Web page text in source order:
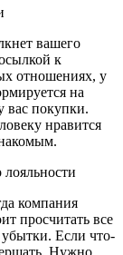
вашего
к
отношениях, у
на
вас покупки.
нравится
компания
просчитать все
Если что-